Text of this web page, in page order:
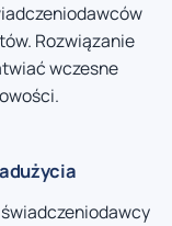
Rozwiązanie
wczesne